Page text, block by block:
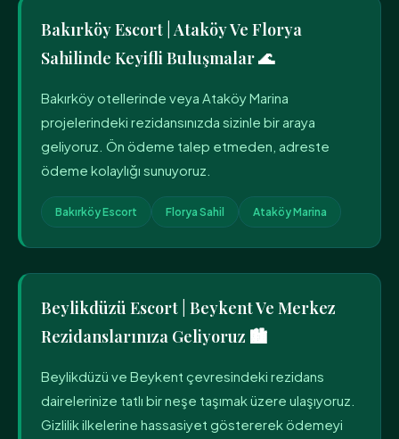
Bakırköy Escort | Ataköy Ve Florya
Sahilinde Keyifli Buluşmalar 🌊
Bakırköy otellerinde veya Ataköy Marina
projelerindeki rezidansınızda sizinle bir araya
geliyoruz. Ön ödeme talep etmeden, adreste
ödeme kolaylığı sunuyoruz.
Bakırköy Escort Florya Sahil Ataköy Marina
Beylikdüzü Escort | Beykent Ve Merkez
Rezidanslarınıza Geliyoruz 🏙️
Beylikdüzü ve Beykent çevresindeki rezidans
dairelerinize tatlı bir neşe taşımak üzere ulaşıyoruz.
Gizlilik ilkelerine hassasiyet göstererek ödemeyi